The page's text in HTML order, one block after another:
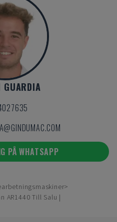
GUARDIA
PÅ WHATSAPP
AR1440 Till Salu |